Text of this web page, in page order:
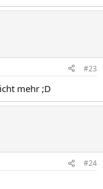
#23
mehr ;D
#24